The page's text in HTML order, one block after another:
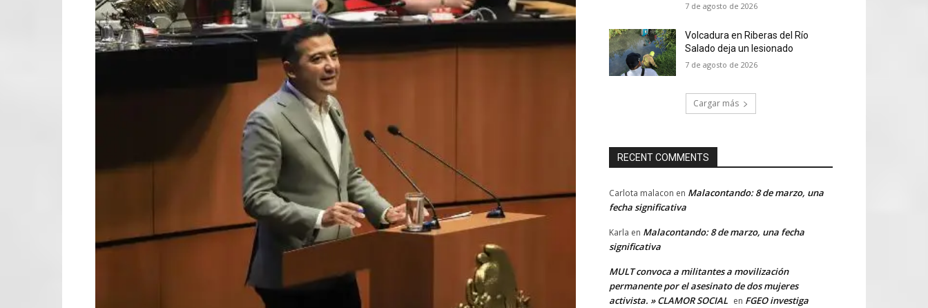
7 de agosto de 2026
Volcadura en Riberas del Río
Salado deja un lesionado
7 de agosto de 2026
Cargar más
RECENT COMMENTS
Carlota malacon en Malacontando: 8 de marzo, una
fecha significativa
Karla en Malacontando: 8 de marzo, una fecha
significativa
MULT convoca a militantes a movilización
permanente por el asesinato de dos mujeres
activista. » CLAMOR SOCIAL en FGEO investiga